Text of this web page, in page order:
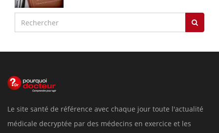
Le site santé de référence avec chaque jour toute l'actualité
médicale decryptée par des médecins en exercice et les